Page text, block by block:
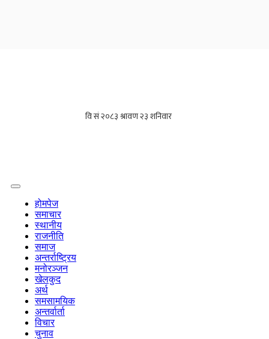
होमपेज
समाचार
स्थानीय
राजनीति
समाज
अन्तर्राष्ट्रिय
मनोरञ्जन
खेलकुद
अर्थ
समसामयिक
अन्तर्वार्ता
विचार
चुनाव